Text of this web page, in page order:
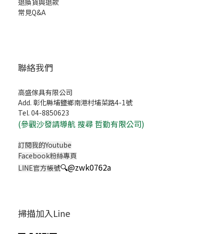
退換貨與退款
常見Q&A
聯絡我們
高盛傢具有限公司
Add. 彰化縣埔鹽鄉南港村埔菜路4-1號
Tel. 04-8850623
(參觀沙發請導航 搜尋 哲勤有限公司)
訂閱我的Youtube
Facebook粉絲專頁
LINE官方帳號🔍@zwk0762a
掃描加入Line